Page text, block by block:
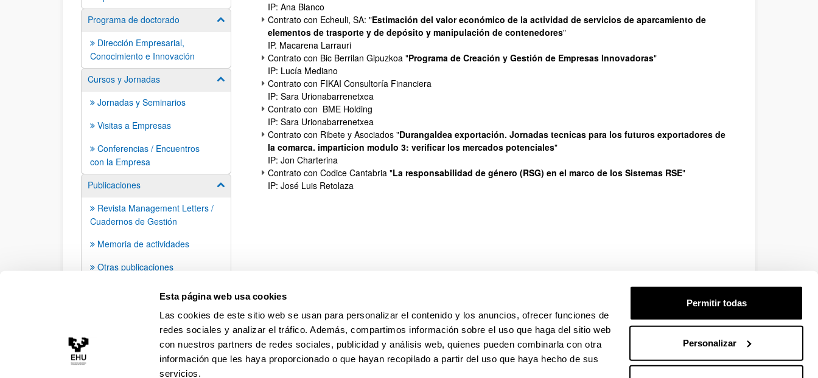
Esta página web usa cookies
Las cookies de este sitio web se usan para personalizar el contenido y los anuncios, ofrecer funciones de
redes sociales y analizar el tráfico. Además, compartimos información sobre el uso que haga del sitio web
con nuestros partners de redes sociales, publicidad y análisis web, quienes pueden combinarla con otra
información que les haya proporcionado o que hayan recopilado a partir del uso que haya hecho de sus
servicios.
Permitir todas
Personalizar
Programa de doctorado
Mostrar/ocultar subpáginas
Dirección Empresarial,
Conocimiento e Innovación
Cursos y Jornadas
Mostrar/ocultar subpáginas
Jornadas y Seminarios
Visitas a Empresas
Conferencias / Encuentros
con la Empresa
Publicaciones
Mostrar/ocultar subpáginas
Revista Management Letters /
Cuadernos de Gestión
Memoria de actividades
Otras publicaciones
Apariciones en prensa
IP: Ana Blanco
Contrato con Echeuli, SA: "Estimación del valor económico de la actividad de servicios de aparcamiento de
elementos de trasporte y de depósito y manipulación de contenedores"
IP. Macarena Larrauri
Contrato con Bic Berrilan Gipuzkoa "Programa de Creación y Gestión de Empresas Innovadoras"
IP: Lucía Mediano
Contrato con FIKAI Consultoría Financiera
IP: Sara Urionabarrenetxea
Contrato con BME Holding
IP: Sara Urionabarrenetxea
Contrato con Ribete y Asociados "Durangaldea exportación. Jornadas tecnicas para los futuros exportadores de
la comarca. imparticion modulo 3: verificar los mercados potenciales"
IP: Jon Charterina
Contrato con Codice Cantabria "La responsabilidad de género (RSG) en el marco de los Sistemas RSE"
IP: José Luis Retolaza